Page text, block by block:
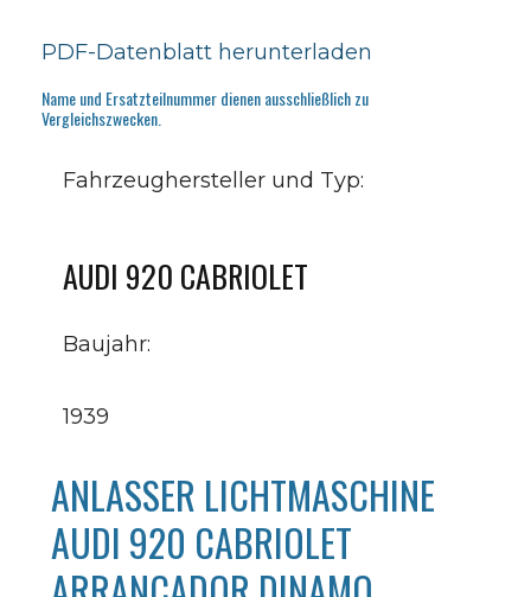
PDF-Datenblatt herunterladen
Name und Ersatzteilnummer dienen ausschließlich zu
Vergleichszwecken.
Fahrzeughersteller und Typ:
AUDI 920 CABRIOLET
Baujahr:
1939
ANLASSER LICHTMASCHINE
AUDI 920 CABRIOLET